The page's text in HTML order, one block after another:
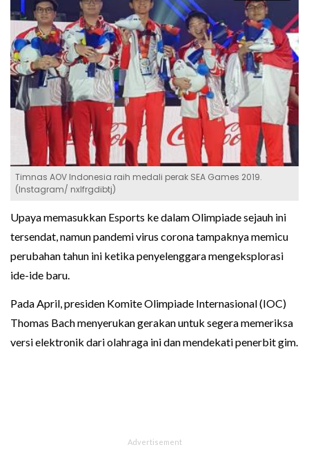
Timnas AOV Indonesia raih medali perak SEA Games 2019.
(Instagram/ nxlfrgdibtj)
Upaya memasukkan Esports ke dalam Olimpiade sejauh ini
tersendat, namun pandemi virus corona tampaknya memicu
perubahan tahun ini ketika penyelenggara mengeksplorasi
ide-ide baru.
Pada April, presiden Komite Olimpiade Internasional (IOC)
Thomas Bach menyerukan gerakan untuk segera memeriksa
versi elektronik dari olahraga ini dan mendekati penerbit gim.